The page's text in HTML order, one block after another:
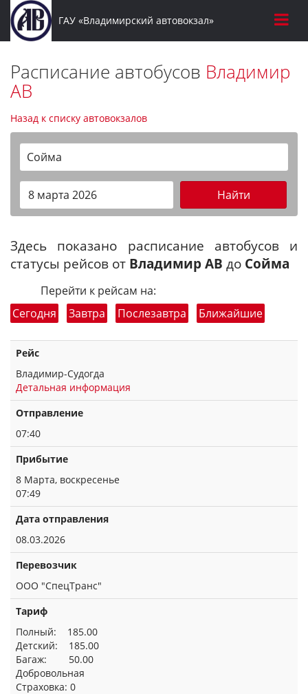
ГАУ «Владимирский автовокзал»
Расписание автобусов Владимир
АВ
Назад к списку автовокзалов
Сойма
Найти
Здесь показано расписание автобусов и
статусы рейсов от Владимир АВ до Сойма
Перейти к рейсам на:
Сегодня
Завтра Послезавтра Ближайшие
Рейс
Владимир-Судогда
Детальная информация
Отправление
07:40
Прибытие
8 Марта, воскресенье
07:49
Дата отправления
08.03.2026
Перевозчик
ООО "СпецТранс"
Тариф
Полный: 185.00
Детский: 185.00
Багаж: 50.00
Добровольная
Страховка: 0